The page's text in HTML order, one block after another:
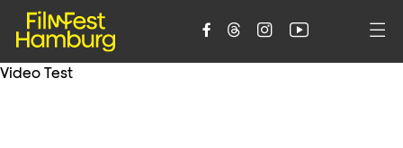
    
Video Test